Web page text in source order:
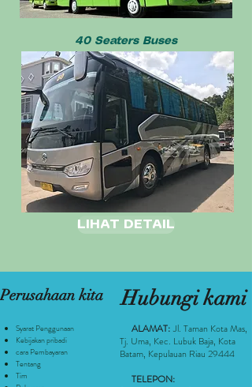
40 Seaters Buses
LIHAT DETAIL
Hubungi kami
Perusahaan kita
ALAMAT: Jl. Taman Kota Mas,
Tj. Uma, Kec. Lubuk Baja, Kota
Batam, Kepulauan Riau 29444
TELEPON:
Syarat Penggunaan
Kebijakan pribadi
cara Pembayaran
Tentang
Tim